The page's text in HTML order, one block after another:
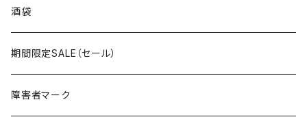
国道600～699号線
ROUTE 100～199号線
ROUTE 0～99号線
ROUTE 100～199号線
岩手県
宮城県
秋田県
酒袋
期間限定SALE（セール）
障害者マーク